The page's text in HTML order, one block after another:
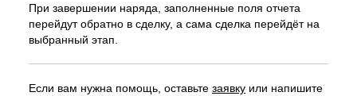
При завершении наряда, заполненные поля отчета
перейдут обратно в сделку, а сама сделка перейдёт на
выбранный этап.
Если вам нужна помощь, оставьте заявку или напишите